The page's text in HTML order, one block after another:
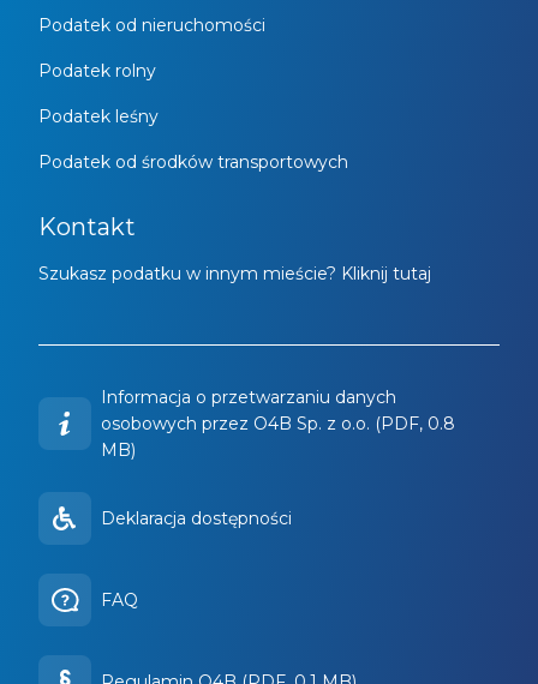
Podatek od nieruchomości
Podatek rolny
Podatek leśny
Podatek od środków transportowych
Kontakt
Szukasz podatku w innym mieście? Kliknij tutaj
Informacja o przetwarzaniu danych
osobowych przez O4B Sp. z o.o. (PDF, 0.8
MB)
Deklaracja dostępności
FAQ